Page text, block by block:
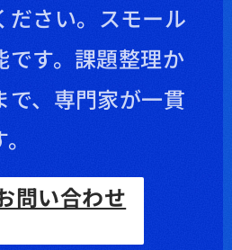
さい。 スモール
です。課題整理か
で、専門家が一貫
問い合わせ